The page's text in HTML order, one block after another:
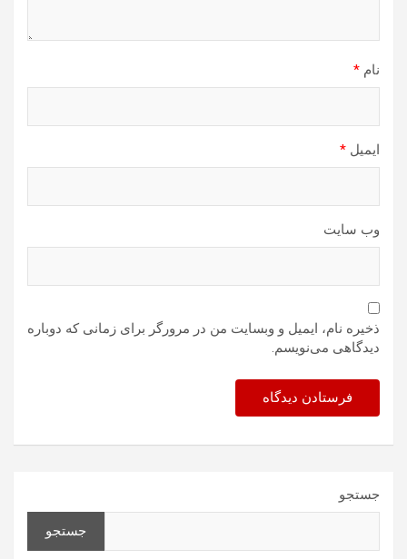
نام *
ایمیل *
وب‌ سایت
ذخیره نام، ایمیل و وبسایت من در مرورگر برای زمانی که دوباره
دیدگاهی می‌نویسم.
جستجو
جستجو